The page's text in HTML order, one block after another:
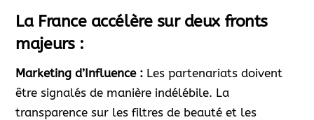
La France accélère sur deux fronts
majeurs :
Marketing d’Influence : Les partenariats doivent
être signalés de manière indélébile. La
transparence sur les filtres de beauté et les